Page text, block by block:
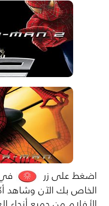
اضغط على زر
الخاص بك الآن وشاهد